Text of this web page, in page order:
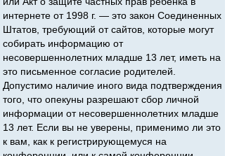
интернете от 1998 г. — это закон Соединенных
Штатов, требующий от сайтов, которые могут
собирать информацию от
несовершеннолетних младше 13 лет, иметь на
это письменное согласие родителей.
Допустимо наличие иного вида подтверждения
того, что опекуны разрешают сбор личной
информации от несовершеннолетних младше
13 лет. Если вы не уверены, применимо ли это
к вам, как к регистрирующемуся на